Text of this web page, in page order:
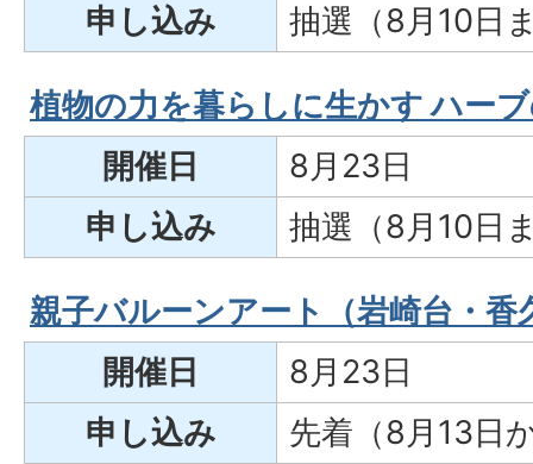
申し込み
抽選（8月10日
植物の力を暮らしに生かす ハー
開催日
8月23日
申し込み
抽選（8月10日
親子バルーンアート（岩崎台・香
開催日
8月23日
申し込み
先着（8月13日